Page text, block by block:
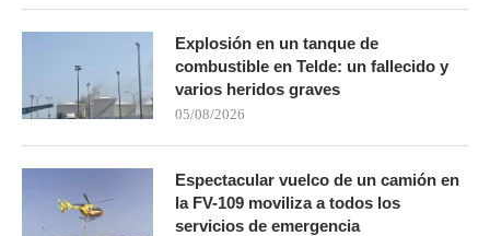
Explosión en un tanque de
combustible en Telde: un fallecido y
varios heridos graves
05/08/2026
Espectacular vuelco de un camión en
la FV-109 moviliza a todos los
servicios de emergencia